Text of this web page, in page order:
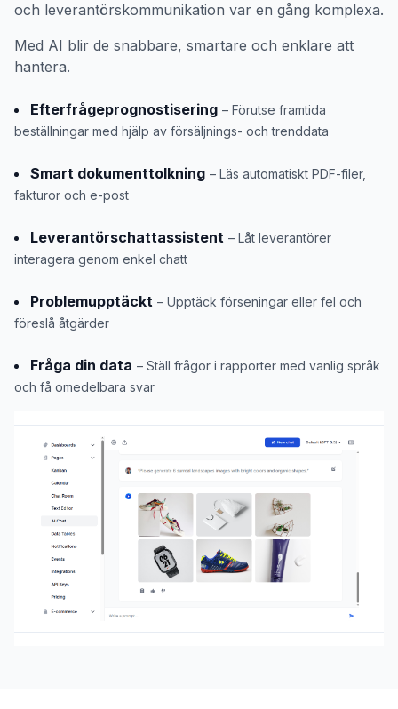
och leverantörskommunikation var en gång komplexa.
Med AI blir de snabbare, smartare och enklare att
hantera.
Efterfrågeprognostisering – Förutse framtida
beställningar med hjälp av försäljnings- och trenddata
Smart dokumenttolkning – Läs automatiskt PDF-filer,
fakturor och e-post
Leverantörschattassistent – Låt leverantörer
interagera genom enkel chatt
Problemupptäckt – Upptäck förseningar eller fel och
föreslå åtgärder
Fråga din data – Ställ frågor i rapporter med vanlig språk
och få omedelbara svar